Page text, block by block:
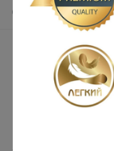
Самое быстрое
Начать
Picabox.ru -
Розыгрыш -
Пульс нашего